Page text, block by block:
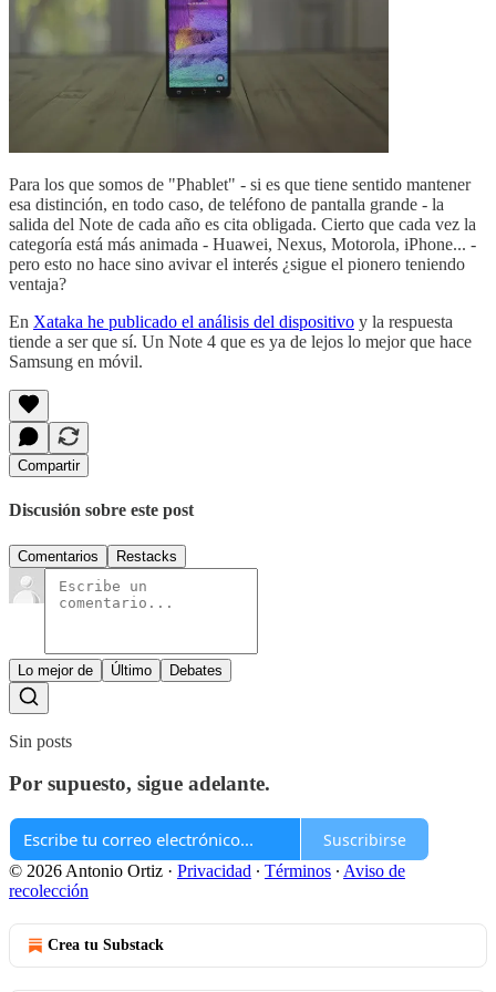
Para los que somos de "Phablet" - si es que tiene sentido mantener
esa distinción, en todo caso, de teléfono de pantalla grande - la
salida del Note de cada año es cita obligada. Cierto que cada vez la
categoría está más animada - Huawei, Nexus, Motorola, iPhone... -
pero esto no hace sino avivar el interés ¿sigue el pionero teniendo
ventaja?
En Xataka he publicado el análisis del dispositivo y la respuesta
tiende a ser que sí. Un Note 4 que es ya de lejos lo mejor que hace
Samsung en móvil.
Compartir
Discusión sobre este post
Comentarios Restacks
Lo mejor de Último Debates
Sin posts
Por supuesto, sigue adelante.
Suscribirse
© 2026 Antonio Ortiz · Privacidad ∙ Términos ∙ Aviso de
recolección
Crea tu Substack